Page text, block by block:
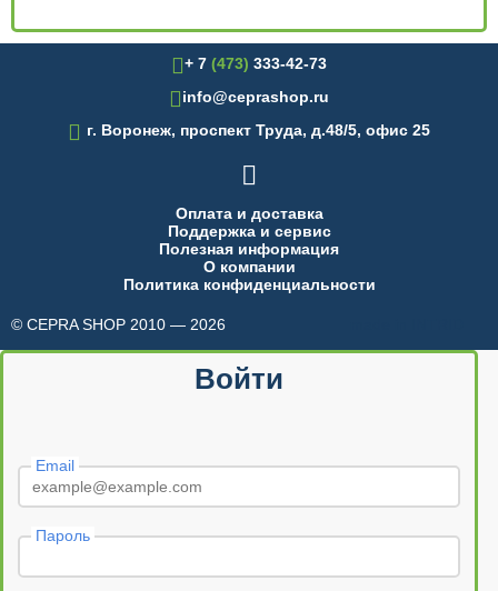
+ 7 (473) 333-42-73
info@ceprashop.ru
 г. Воронеж, проспект Труда, д.48/5, офис 25

Оплата и доставка
Поддержка и сервис
Полезная информация
О компании
Политика конфиденциальности
© CEPRA SHOP 2010 — 2026
Войти
Email
Пароль